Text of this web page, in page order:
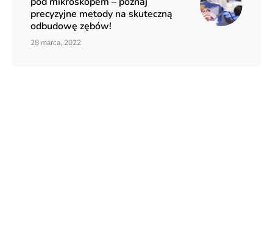
precyzyjne metody na skuteczną
odbudowę zębów!
28 marca, 2022